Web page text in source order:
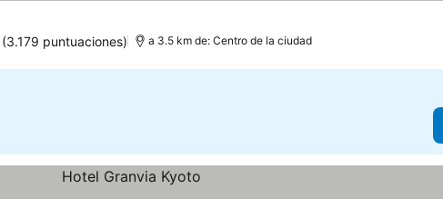
(3.179 puntuaciones) a 3.5 km de: Centro de la ciudad